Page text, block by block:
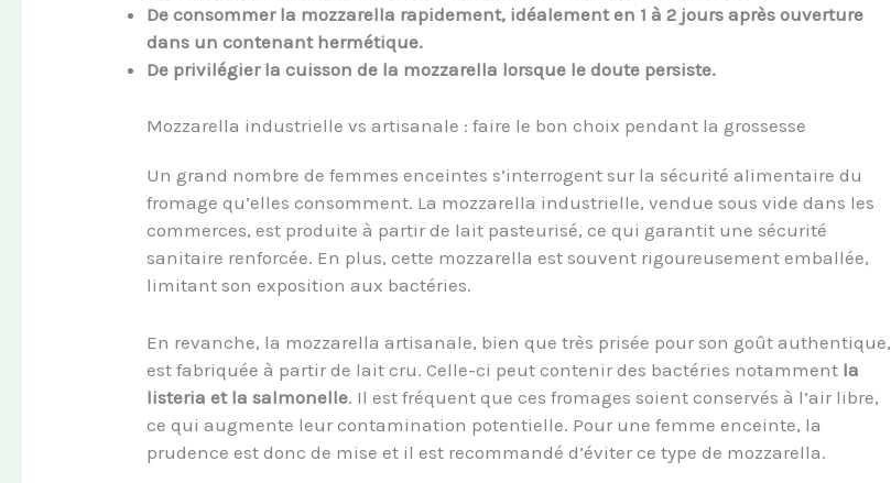
De consommer la mozzarella rapidement, idéalement en 1 à 2 jours après ouverture
dans un contenant hermétique.
De privilégier la cuisson de la mozzarella lorsque le doute persiste.
Mozzarella industrielle vs artisanale : faire le bon choix pendant la grossesse
Un grand nombre de femmes enceintes s’interrogent sur la sécurité alimentaire du
fromage qu’elles consomment. La mozzarella industrielle, vendue sous vide dans les
commerces, est produite à partir de lait pasteurisé, ce qui garantit une sécurité
sanitaire renforcée. En plus, cette mozzarella est souvent rigoureusement emballée,
limitant son exposition aux bactéries.
En revanche, la mozzarella artisanale, bien que très prisée pour son goût authentique,
est fabriquée à partir de lait cru. Celle-ci peut contenir des bactéries notamment la
listeria et la salmonelle. Il est fréquent que ces fromages soient conservés à l’air libre,
ce qui augmente leur contamination potentielle. Pour une femme enceinte, la
prudence est donc de mise et il est recommandé d’éviter ce type de mozzarella.